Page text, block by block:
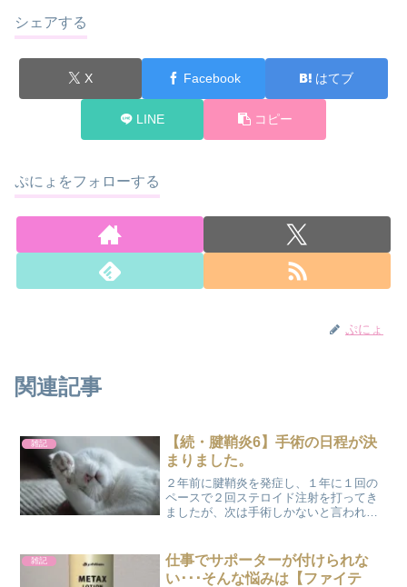
シェアする
X Facebook はてブ
LINE コピー
ぷにょをフォローする
ぷにょ
関連記事
雑記
【続・腱鞘炎6】手術の日程が決
まりました。
２年前に腱鞘炎を発症し、１年に１回の
ペースで２回ステロイド注射を打ってき
ましたが、次は手術しかないと言われて
に今年の５月くらいから徐々に指が太く
なり曲がりにくくなってし...
雑記
仕事でサポーターが付けられな
い･･･そんな悩みは【ファイテ